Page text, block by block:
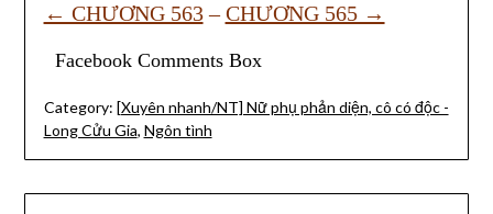
← CHƯƠNG 563–CHƯƠNG 565 →
Facebook Comments Box
Category: [Xuyên nhanh/NT] Nữ phụ phản diện, cô có độc -
Long Cửu Gia, Ngôn tình